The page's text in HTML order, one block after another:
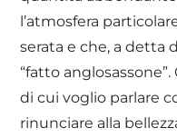
l’atmosfera
serata e che, a detta
“fatto
di cui voglio parlare
rinunciare alla